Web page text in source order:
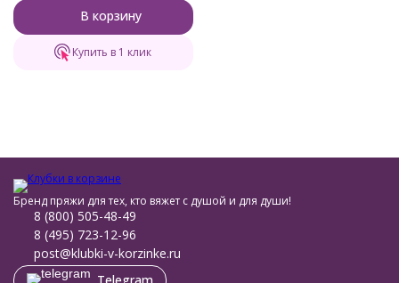
В корзину
Купить в 1 клик
Бренд пряжи для тех, кто вяжет с душой и для души!
8 (800) 505-48-49
8 (495) 723-12-96
post@klubki-v-korzinke.ru